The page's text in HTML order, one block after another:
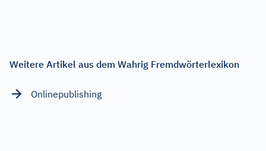
Weitere Artikel aus dem Wahrig Fremdwörterlexikon
Onlinepublishing